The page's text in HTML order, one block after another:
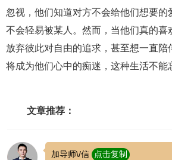
忽视，他们知道对方不会给他们想要的
不会轻易被某人。然而，当他们真的喜
放弃彼此对自由的追求，甚至想一直陪
将成为他们心中的痴迷，这种生活不能
文章推荐：
加导师\/信 点击复制